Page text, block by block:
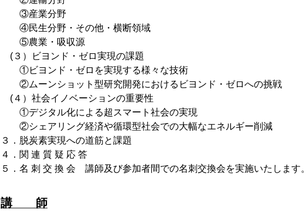
③産業分野
④民生分野・その他・横断領域
⑤農業・吸収源
(３）ビヨンド・ゼロ実現の課題
①ビヨンド・ゼロを実現する様々な技術
②ムーンショット型研究開発におけるビヨンド・ゼロへの挑戦
(４）社会イノベーションの重要性
①デジタル化による超スマート社会の実現
②シェアリング経済や循環型社会での大幅なエネルギー削減
３．脱炭素実現への道筋と課題
４．関 連 質 疑 応 答
５．名 刺 交 換 会 講師及び参加者間での名刺交換会を実施いたします。
講 師